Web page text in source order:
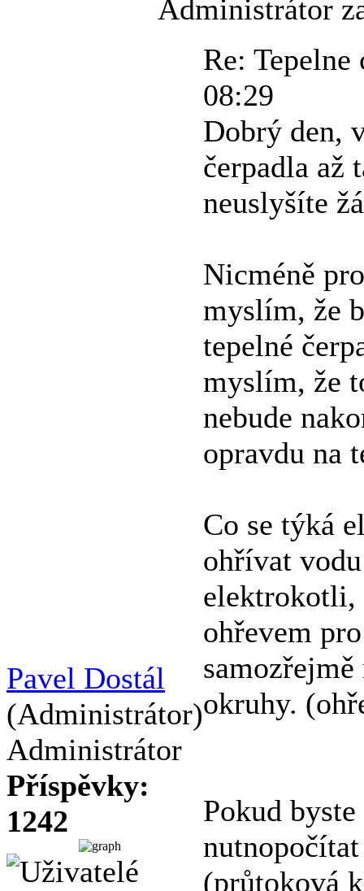
Administrátor
Pavel Dostál
(Administrátor)
Administrátor
Příspěvky:
1242
Re:
08:29
Dobrý den,
čerpadla až
neuslyšíte
Nicméně
myslím, že
tepelné
myslím, že
nebude
opravdu na
Co se týká
ohřívat
elektrokotli,
ohřevem
okruhy.
Pokud
(průtoková